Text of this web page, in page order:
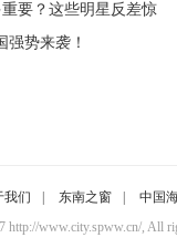
要？这些明星反差惊
强势来袭！
我们 东南之窗
中国
http://www.city.spww.cn/,